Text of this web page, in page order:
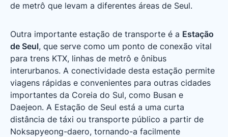
de metrô que levam a diferentes áreas de Seul.
Outra importante estação de transporte é a Estação
de Seul, que serve como um ponto de conexão vital
para trens KTX, linhas de metrô e ônibus
interurbanos. A conectividade desta estação permite
viagens rápidas e convenientes para outras cidades
importantes da Coreia do Sul, como Busan e
Daejeon. A Estação de Seul está a uma curta
distância de táxi ou transporte público a partir de
Noksapyeong-daero, tornando-a facilmente